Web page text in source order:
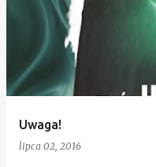
Uwaga!
lipca 02, 2016